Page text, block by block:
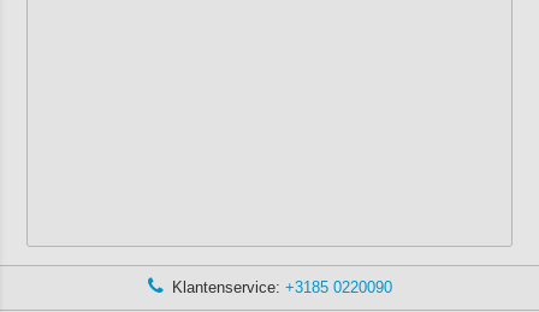
Klantenservice: +3185 0220090